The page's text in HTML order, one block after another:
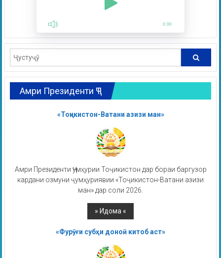
0:00
Амри Президенти ҶТ
«Тоҷикистон-Ватани азизи ман»
Амри Президенти Ҷумҳурии Тоҷикистон дар бораи баргузор
кардани озмуни ҷумҳуриявии «Тоҷикистон-Ватани азизи
ман» дар соли 2026.
«Фурӯғи субҳи доноӣ китоб аст»